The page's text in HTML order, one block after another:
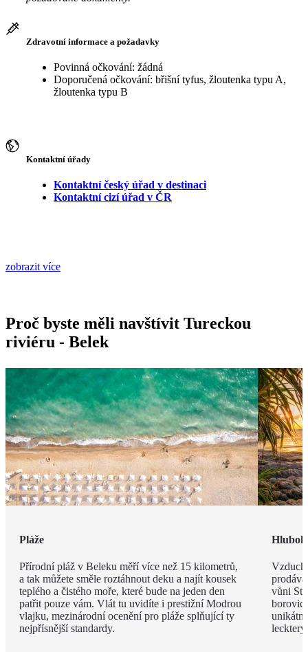
Zdravotní informace a požadavky
Povinná očkování: žádná
Doporučená očkování: břišní tyfus, žloutenka typu A,
žloutenka typu B
Kontaktní úřady
Kontaktní český úřad v destinaci
Kontaktní cizí úřad v ČR
zobrazit více
Proč byste měli navštívit Tureckou
riviéru - Belek
Pláže
Přírodní pláž v Beleku měří více než 15 kilometrů,
a tak můžete směle roztáhnout deku a najít kousek
teplého a čistého moře, které bude na jeden den
patřit pouze vám. Vlát tu uvidíte i prestižní Modrou
vlajku, mezinárodní ocenění pro pláže splňující ty
nejpřísnější standardy.
Vzduch
vůni
borovic